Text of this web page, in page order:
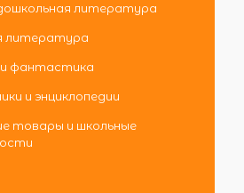
литература
литература
фантастика
и энциклопедии
товары и школьные